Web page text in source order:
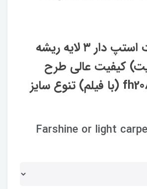
فرشینه پشت استپ دار ۳ لایه ریشه
کیفیت عالی طرح
مدرن کد fh2086 (با فیلم) تنوع سایز
Farshine or light